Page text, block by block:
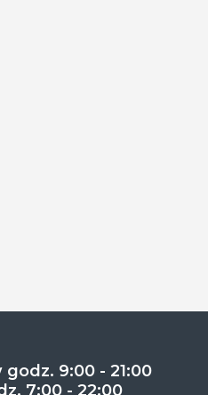
9:00 - 21:00
7:00 - 22:00